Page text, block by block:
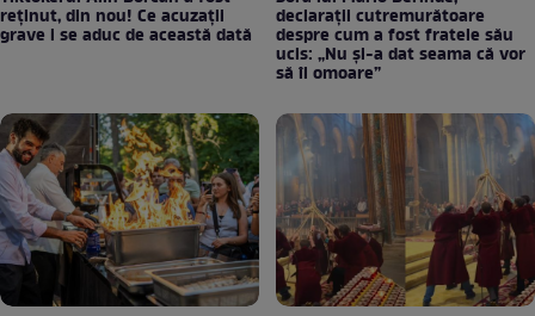
reținut, din nou! Ce acuzații
grave i se aduc de această dată
declarații cutremurătoare
despre cum a fost fratele său
ucis: „Nu și-a dat seama că vor
să îl omoare”